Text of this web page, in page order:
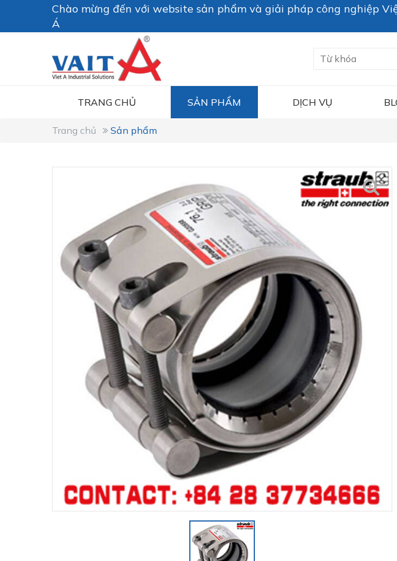
Chào mừng đến với website sản phẩm và giải pháp công nghiệp
Á
TRANG CHỦ SẢN PHẨM DỊCH VỤ
Trang chủ Sản phẩm